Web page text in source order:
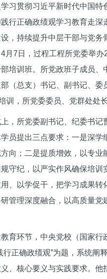
习贯彻习近平新时代中国特
行正确政绩观学习教育走深
，持续提升中层干部与党务
月7日，过程工程所党委举办
培训班。所党政班子成员、
（总支）书记、副书记、委
训，所党委委员、党群处处
，所党委副书记、纪委书记
员提出三点要求：一是深学
向；二是提质增效，以专业
守纪，以严实作风确保培训
、以学促干，把学习成果转
管理深度融合，以高质量党
育环节，中央党校（国家行
行正确政绩观”为题，系统阐
、核心要义与实践要求。他